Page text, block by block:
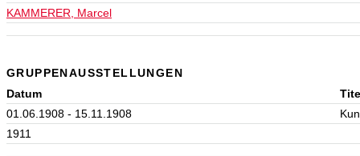
KAMMERER, Marcel
GRUPPENAUSSTELLUNGEN
Datum
01.06.1908 - 15.11.1908
1911